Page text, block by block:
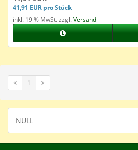
41,91 EUR pro Stück
inkl. 19 % MwSt. zzgl.Versand
1
NULL